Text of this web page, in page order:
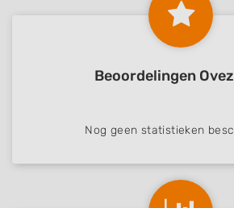
Beoordelingen
Nog geen statistieken